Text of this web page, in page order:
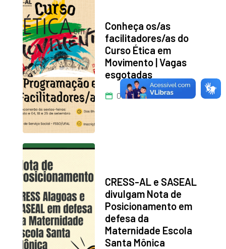
Conheça os/as
facilitadores/as do
Curso Ética em
Movimento | Vagas
esgotadas
06/08/2026 às 10h19
CRESS-AL e SASEAL
divulgam Nota de
Posicionamento em
defesa da
Maternidade Escola
Santa Mônica